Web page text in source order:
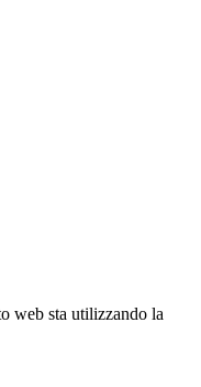
web sta utilizzando la